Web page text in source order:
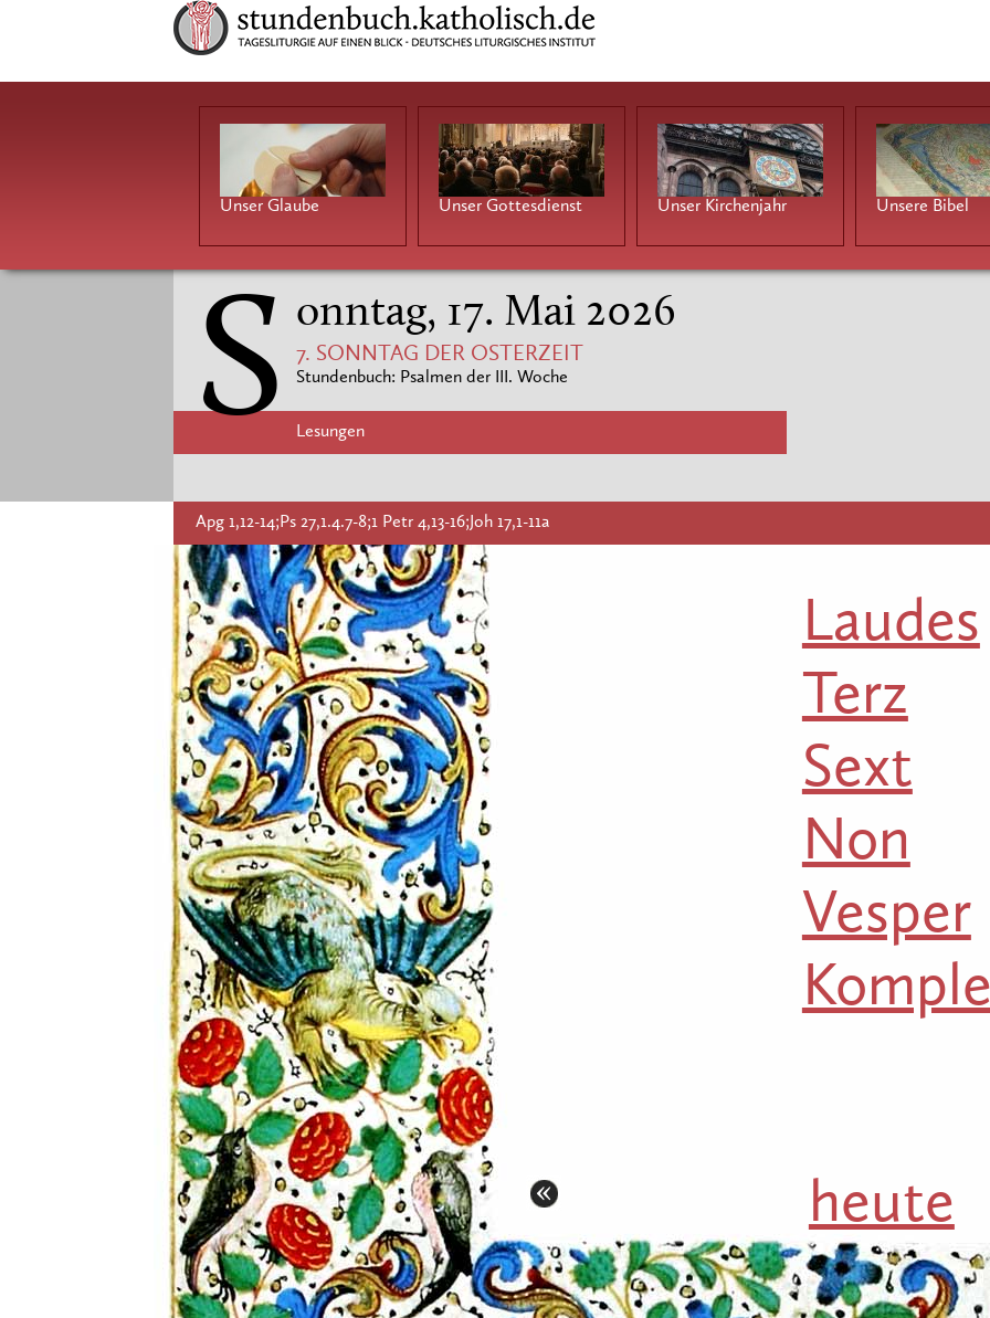
Unser Glaube Unser Gottesdienst Unser Kirchenjahr Unsere Bibel
S onntag, 17. Mai 2026
7. SONNTAG DER OSTERZEIT
Stundenbuch: Psalmen der III. Woche
Lesungen
Apg 1,12-14;Ps 27,1.4.7-8;1 Petr 4,13-16;Joh 17,1-11a
Laudes
Terz
Sext
Non
Vesper
heute